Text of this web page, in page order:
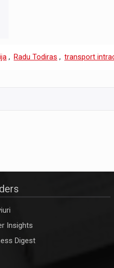
, Radu Todiras , transport
Insights
Digest